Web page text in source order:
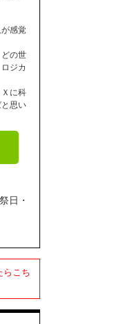
感覚
の世
ジカ
に科
思い
日・
らこち